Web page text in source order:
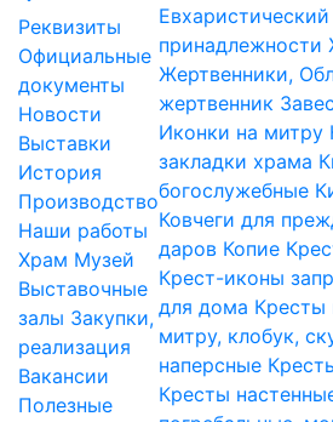
Реквизиты
Официальные
документы
Новости
Выставки
История
Производство
Наши работы
Храм Музей
Выставочные
залы Закупки,
реализация
Вакансии
Полезные
принадлежности
Жертвенники,
жертвенник
Иконки на митру
закладки храма
богослужебные
Ковчеги для
даров Копие
Крест-иконы
для дома Кресты
митру, клобук,
наперсные
Кресты